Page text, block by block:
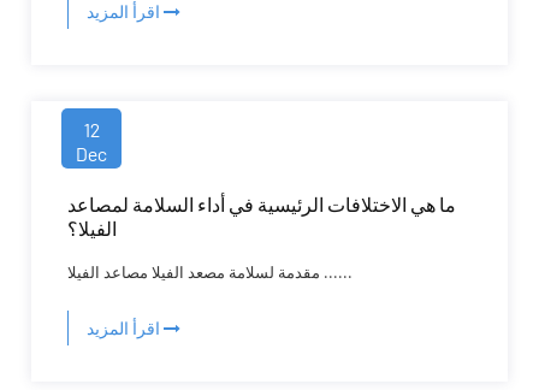
اقرأ المزيد
12
Dec
ما هي الاختلافات الرئيسية في أداء السلامة لمصاعد
الفيلا؟
مقدمة لسلامة مصعد الفيلا مصاعد الفيلا ......
اقرأ المزيد